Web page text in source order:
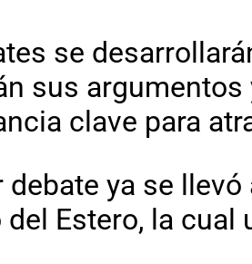
se
sus
clave para
debate ya se
del Estero, la